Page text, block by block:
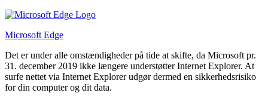
Microsoft Edge
Det er under alle omstændigheder på tide at skifte, da Microsoft pr.
31. december 2019 ikke længere understøtter Internet Explorer. At
surfe nettet via Internet Explorer udgør dermed en sikkerhedsrisiko
for din computer og dit data.